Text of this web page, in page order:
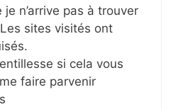
n’arrive pas à trouver
sites visités ont
si cela vous
faire parvenir